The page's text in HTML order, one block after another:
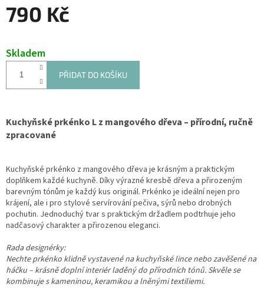
790 Kč
Skladem
PŘIDAT DO KOŠÍKU
Kuchyňské prkénko L z mangového dřeva – přírodní, ručně
zpracované
Kuchyňské prkénko z mangového dřeva je krásným a praktickým
doplňkem každé kuchyně. Díky výrazné kresbě dřeva a přirozeným
barevným tónům je každý kus originál. Prkénko je ideální nejen pro
krájení, ale i pro stylové servírování pečiva, sýrů nebo drobných
pochutin. Jednoduchý tvar s praktickým držadlem podtrhuje jeho
nadčasový charakter a přirozenou eleganci.
Rada designérky:
Nechte prkénko klidně vystavené na kuchyňské lince nebo zavěšené na
háčku – krásně doplní interiér laděný do přírodních tónů. Skvěle se
kombinuje s kameninou, keramikou a lněnými textiliemi.